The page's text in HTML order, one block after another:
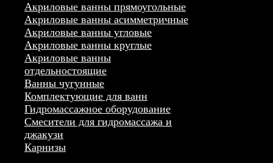
Акриловые ванны прямоугольные
Акриловые ванны асимметричные
Акриловые ванны угловые
Акриловые ванны круглые
Акриловые ванны
отдельностоящие
Ванны чугунные
Комплектующие для ванн
Гидромассажное оборудование
Смесители для гидромассажа и
джакузи
Карнизы